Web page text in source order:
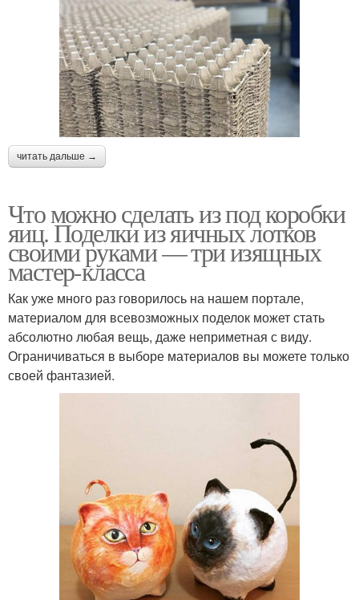
читать дальше →
Что можно сделать из под коробки
яиц. Поделки из яичных лотков
своими руками — три изящных
мастер-класса
Как уже много раз говорилось на нашем портале,
материалом для всевозможных поделок может стать
абсолютно любая вещь, даже неприметная с виду.
Ограничиваться в выборе материалов вы можете только
своей фантазией.